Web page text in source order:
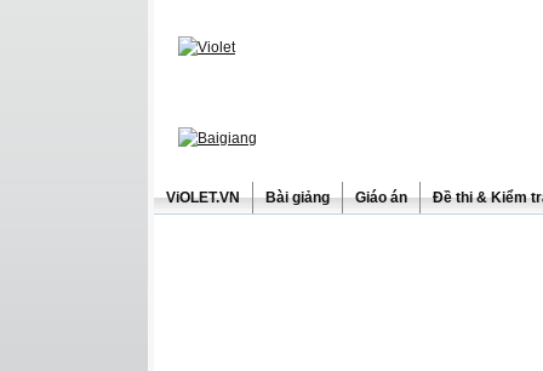
ViOLET.VN Bài giảng Giáo án Đề thi & Kiểm